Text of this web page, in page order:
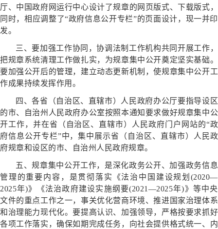
厅、中国政府网运行中心设计了规章的网页版式、下载版式，
同时，相应调整了“政府信息公开专栏”的页面设计，现一并印
发。
三、要加强工作协同，协调法制工作机构共同开展工作，
把规章系统清理工作做扎实，为规章集中公开奠定坚实基础。
要加强公开后的管理，建立动态更新机制，使规章集中公开工
作成果持续发挥作用。
四、各省（自治区、直辖市）人民政府办公厅要指导设区
的市、自治州人民政府办公室按照本通知要求做好规章集中公
开工作，并在省（自治区、直辖市）人民政府门户网站的“政
府信息公开专栏”中，集中展示省（自治区、直辖市）人民政
府规章和设区的市、自治州人民政府规章。
五、规章集中公开工作，是深化政务公开、加强政务信息
管理的重要内容，是贯彻落实《法治中国建设规划(2020—
2025年)》《法治政府建设实施纲要(2021—2025年)》等中央
文件的重点工作之一，事关优化营商环境、推进国家治理体系
和治理能力现代化。要提高认识、加强领导，严格按要求抓好
各项工作落实，确保如期完成任务，向社会提供格式统一、内